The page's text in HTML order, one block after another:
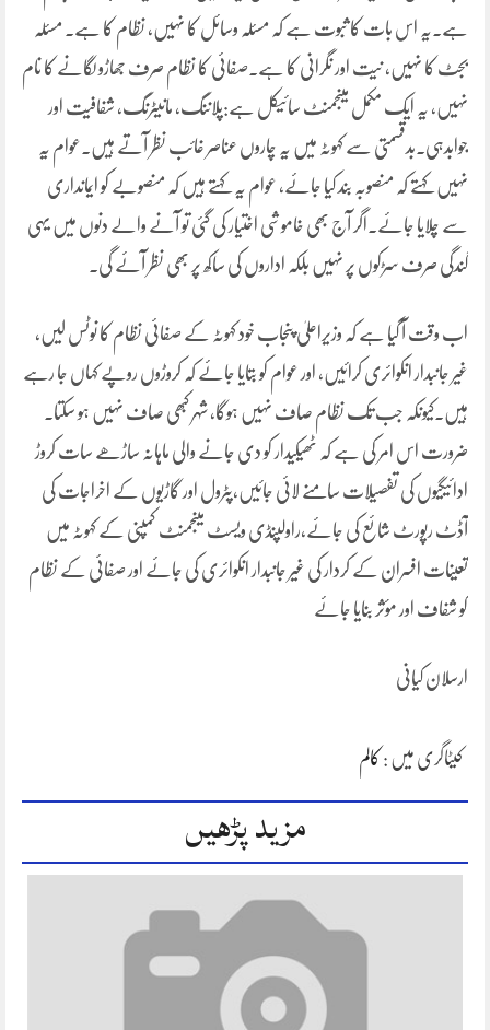
ہے۔یہ اس بات کا ثبوت ہے کہ مسئلہ وسائل کا نہیں، نظام کا ہے۔ مسئلہ
بجٹ کا نہیں، نیت اور نگرانی کا ہے۔صفائی کا نظام صرف جھاڑو لگانے کا نام
نہیں، یہ ایک مکمل مینجمنٹ سائیکل ہے:پلاننگ، مانیٹرنگ، شفافیت اور
جوابدہی۔بدقسمتی سے کہوٹہ میں یہ چاروں عناصر غائب نظر آتے ہیں۔عوام یہ
نہیں کہتے کہ منصوبہ بند کیا جائے، عوام یہ کہتے ہیں کہ منصوبے کو ایمانداری
سے چلایا جائے۔اگر آج بھی خاموشی اختیار کی گئی تو آنے والے دنوں میں یہی
گندگی صرف سڑکوں پر نہیں بلکہ اداروں کی ساکھ پر بھی نظر آئے گی۔
اب وقت آ گیا ہے کہ وزیراعلیٰ پنجاب خود کہوٹہ کے صفائی نظام کا نوٹس لیں،
غیر جانبدار انکوائری کرائیں، اور عوام کو بتایا جائے کہ کروڑوں روپے کہاں جا رہے
ہیں۔کیونکہ جب تک نظام صاف نہیں ہوگا، شہر کبھی صاف نہیں ہو سکتا۔
ضرورت اس امر کی ہے کہ ٹھیکیدار کو دی جانے والی ماہانہ ساڑھے سات کروڑ
ادائیگیوں کی تفصیلات سامنے لائی جائیں،پٹرول اور گاڑیوں کے اخراجات کی
آڈٹ رپورٹ شائع کی جائے،راولپنڈی ویسٹ مینجمنٹ کمپنی کے کہوٹہ میں
تعینات افسران کے کردار کی غیر جانبدار انکوائری کی جائے اور صفائی کے نظام
کو شفاف اور مؤثر بنایا جائے
ارسلان کیانی
کیٹاگری میں : کالم
مزید پڑھیں